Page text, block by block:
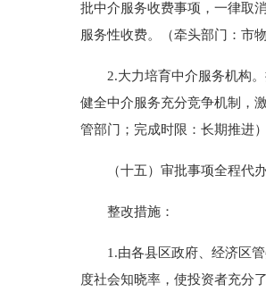
批中介服务收费事项，一律取
服务性收费。（牵头部门：市
2.大力培育中介服务机构。
健全中介服务充分竞争机制，
管部门；完成时限：长期推进）
（十五）审批事项全程代办
整改措施：
1.由各县区政府、经济区管
度社会知晓率，使投资者充分